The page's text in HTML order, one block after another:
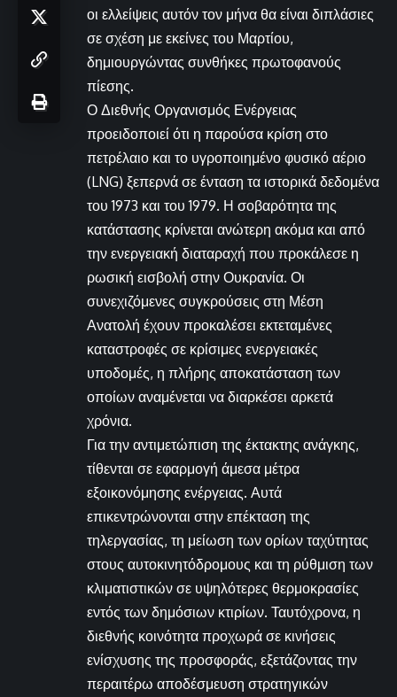
οι ελλείψεις αυτόν τον μήνα θα είναι διπλάσιες
σε σχέση με εκείνες του Μαρτίου,
δημιουργώντας συνθήκες πρωτοφανούς
πίεσης.
Ο Διεθνής Οργανισμός Ενέργειας
προειδοποιεί ότι η παρούσα κρίση στο
πετρέλαιο και το υγροποιημένο φυσικό αέριο
(LNG) ξεπερνά σε ένταση τα ιστορικά δεδομένα
του 1973 και του 1979. Η σοβαρότητα της
κατάστασης κρίνεται ανώτερη ακόμα και από
την ενεργειακή διαταραχή που προκάλεσε η
ρωσική εισβολή στην Ουκρανία. Οι
συνεχιζόμενες συγκρούσεις στη Μέση
Ανατολή έχουν προκαλέσει εκτεταμένες
καταστροφές σε κρίσιμες ενεργειακές
υποδομές, η πλήρης αποκατάσταση των
οποίων αναμένεται να διαρκέσει αρκετά
χρόνια.
Για την αντιμετώπιση της έκτακτης ανάγκης,
τίθενται σε εφαρμογή άμεσα μέτρα
εξοικονόμησης ενέργειας. Αυτά
επικεντρώνονται στην επέκταση της
τηλεργασίας, τη μείωση των ορίων ταχύτητας
στους αυτοκινητόδρομους και τη ρύθμιση των
κλιματιστικών σε υψηλότερες θερμοκρασίες
εντός των δημόσιων κτιρίων. Ταυτόχρονα, η
διεθνής κοινότητα προχωρά σε κινήσεις
ενίσχυσης της προσφοράς, εξετάζοντας την
περαιτέρω αποδέσμευση στρατηγικών